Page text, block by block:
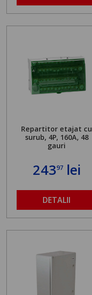
Repartitor etajat cu
surub, 4P, 160A, 48
gauri
24397lei
DETALII